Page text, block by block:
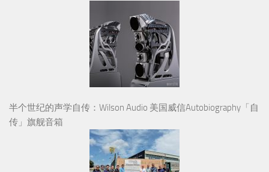
半个世纪的声学自传：Wilson Audio 美国威信Autobiography「自
传」旗舰音箱